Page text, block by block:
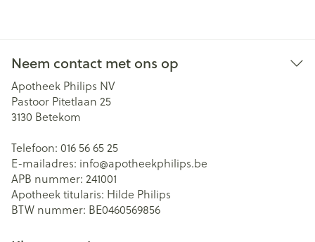
Neem contact met ons op
Apotheek Philips NV
Pastoor Pitetlaan 25
3130 Betekom
Telefoon: 016 56 65 25
E-mailadres: info@apotheekphilips.be
APB nummer: 241001
Apotheek titularis: Hilde Philips
BTW nummer: BE0460569856